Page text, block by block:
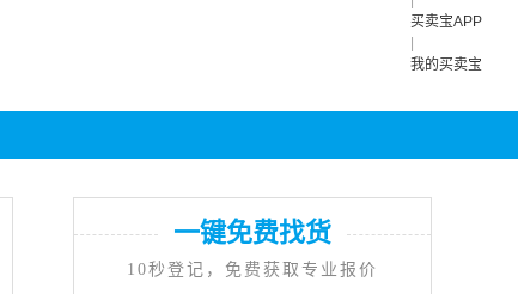
买卖宝APP
我的买卖宝
一键免费找货
10秒登记，免费获取专业报价